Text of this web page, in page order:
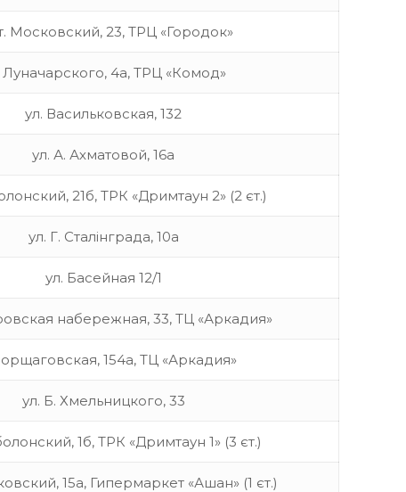
Московский, 23, ТРЦ «Городок»
Луначарского, 4а, ТРЦ «Комод»
ул. Васильковская, 132
ул. А. Ахматовой, 16а
21б, ТРК «Дримтаун 2» (2 єт.)
ул. Г. Сталінграда, 10а
ул. Басейная 12/1
набережная, 33, ТЦ «Аркадия»
154а, ТЦ «Аркадия»
ул. Б. Хмельницкого, 33
1б, ТРК «Дримтаун 1» (3 єт.)
15а, Гипермаркет «Ашан» (1 єт.)